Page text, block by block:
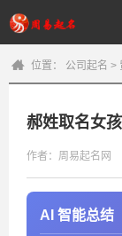
位置： 公司起名 >
郝姓取名女
作者：周易起名网
AI 智能总结